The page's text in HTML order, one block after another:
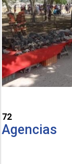
72
Agencias